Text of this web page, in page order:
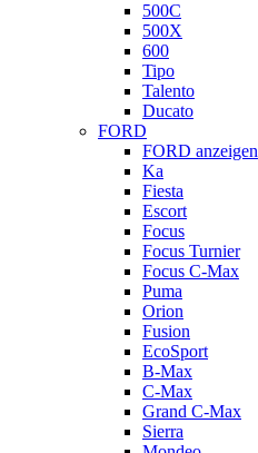
500C
500X
600
Tipo
Talento
Ducato
FORD
FORD anzeigen
Ka
Fiesta
Escort
Focus
Focus Turnier
Focus C-Max
Puma
Orion
Fusion
EcoSport
B-Max
C-Max
Grand C-Max
Sierra